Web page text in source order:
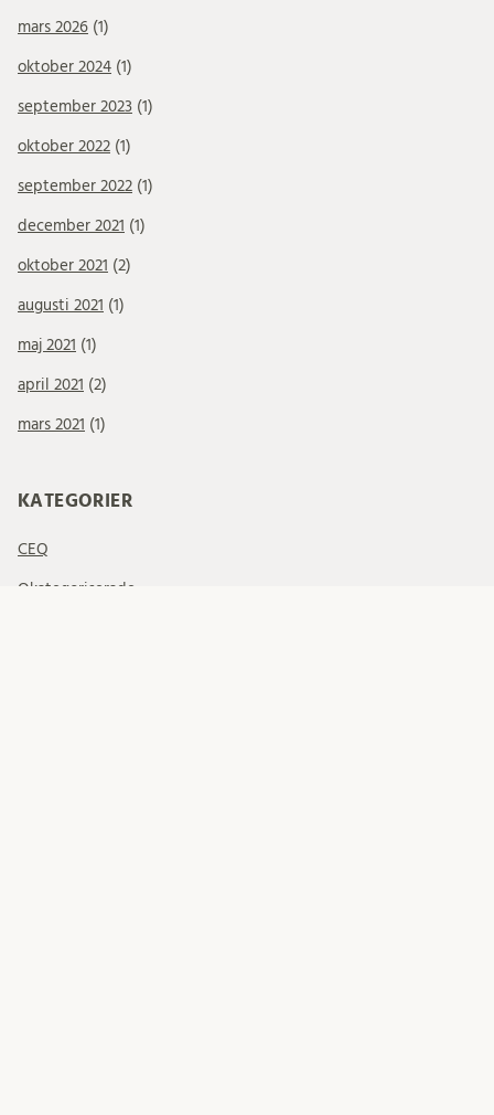
mars 2026 (1)
oktober 2024 (1)
september 2023 (1)
oktober 2022 (1)
september 2022 (1)
december 2021 (1)
oktober 2021 (2)
augusti 2021 (1)
maj 2021 (1)
april 2021 (2)
mars 2021 (1)
KATEGORIER
CEQ
Okategoriserade